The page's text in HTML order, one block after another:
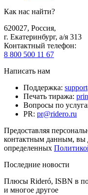
Как нас найти?
620027, Россия,
г. Екатеринбург, а/я 313
Контактный телефон:
8 800 500 11 67
Написать нам
Поддержка:
Печать тиража:
Вопросы по
PR: pr@ridero.ru
Предоставляя
контактным данным, вы
определенных
Последние новости
Плюсы Rideró, ISBN в
и многое другое